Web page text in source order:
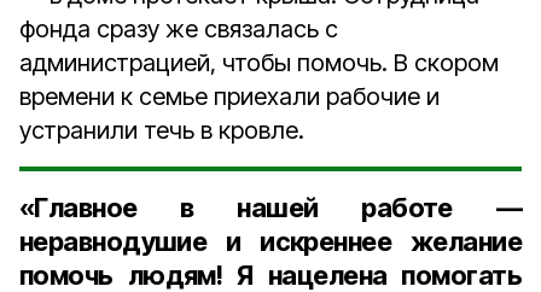
фонда сразу же связалась с
администрацией, чтобы помочь. В скором
времени к семье приехали рабочие и
устранили течь в кровле.
«Главное в нашей работе —
неравнодушие и искреннее желание
помочь людям! Я нацелена помогать